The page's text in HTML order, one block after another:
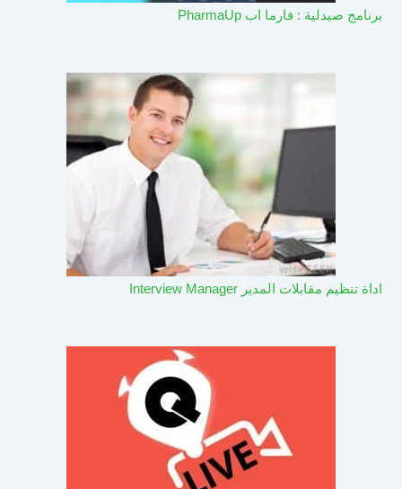
برنامج صيدلية : فارما اب PharmaUp​
اداة تنظيم مقابلات المدير Interview Manager